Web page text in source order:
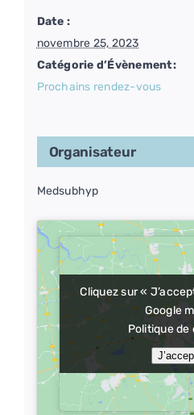
Date :
novembre 25, 2023
Catégorie d’Évènement:
Prochains rendez-vous
Organisateur
Medsubhyp
Cliquez sur «
Google
Politique de
Cliquez sur «
Google
Politique de